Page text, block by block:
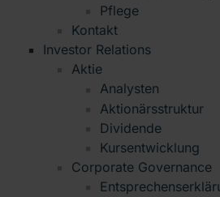
Pflege
Kontakt
Investor Relations
Aktie
Analysten
Aktionärsstruktur
Dividende
Kursentwicklung
Corporate Governance